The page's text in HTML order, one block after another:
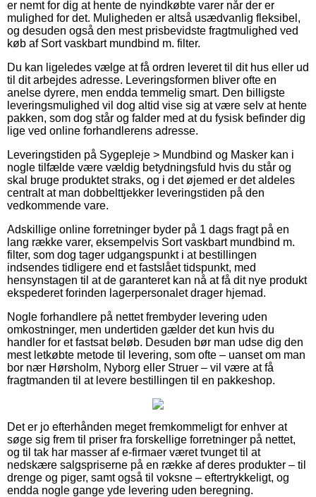
er nemt for dig at hente de nyindkøbte varer når der er
mulighed for det. Muligheden er altså usædvanlig fleksibel,
og desuden også den mest prisbevidste fragtmulighed ved
køb af Sort vaskbart mundbind m. filter.
Du kan ligeledes vælge at få ordren leveret til dit hus eller ud
til dit arbejdes adresse. Leveringsformen bliver ofte en
anelse dyrere, men endda temmelig smart. Den billigste
leveringsmulighed vil dog altid vise sig at være selv at hente
pakken, som dog står og falder med at du fysisk befinder dig
lige ved online forhandlerens adresse.
Leveringstiden på Sygepleje > Mundbind og Masker kan i
nogle tilfælde være vældig betydningsfuld hvis du står og
skal bruge produktet straks, og i det øjemed er det aldeles
centralt at man dobbelttjekker leveringstiden på den
vedkommende vare.
Adskillige online forretninger byder på 1 dags fragt på en
lang række varer, eksempelvis Sort vaskbart mundbind m.
filter, som dog tager udgangspunkt i at bestillingen
indsendes tidligere end et fastslået tidspunkt, med
hensynstagen til at de garanteret kan nå at få dit nye produkt
ekspederet forinden lagerpersonalet drager hjemad.
Nogle forhandlere på nettet frembyder levering uden
omkostninger, men undertiden gælder det kun hvis du
handler for et fastsat beløb. Desuden bør man udse dig den
mest letkøbte metode til levering, som ofte – uanset om man
bor nær Hørsholm, Nyborg eller Struer – vil være at få
fragtmanden til at levere bestillingen til en pakkeshop.
Det er jo efterhånden meget fremkommeligt for enhver at
søge sig frem til priser fra forskellige forretninger på nettet,
og til tak har masser af e-firmaer været tvunget til at
nedskære salgspriserne på en række af deres produkter – til
drenge og piger, samt også til voksne – eftertrykkeligt, og
endda nogle gange yde levering uden beregning.